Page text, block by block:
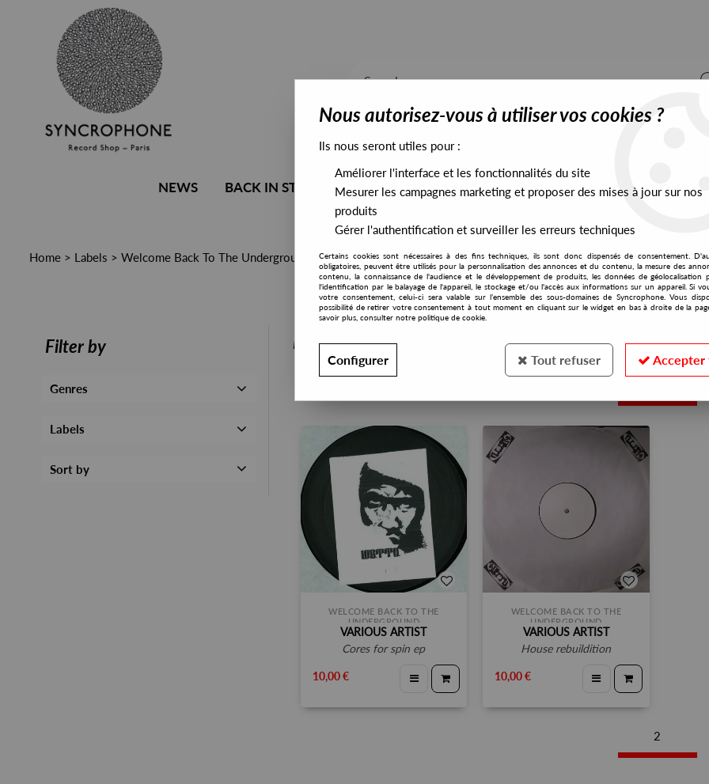
NEWS BACK IN STOCK ALL STOCK EXCLUSIVES PRESALES EXCLUSIVES
Home > Labels > Welcome Back To The Underground
Filter by
Genres
Labels
Sort by
PRESALES EXCLUSIVES
WELCOME BACK TO THE
UNDERGROUND
VARIOUS ARTIST
cores for spin ep
10,00 €
WELCOME BACK TO THE
UNDERGROUND
VARIOUS ARTIST
house rebuildition
10,00 €
2
Nous autorisez-vous à utiliser vos cookies ?
Ils nous seront utiles pour :
Améliorer l'interface et les fonctionnalités du site
Mesurer les campagnes marketing et proposer des mises à jour sur nos
produits
Gérer l'authentification et surveiller les erreurs techniques
Certains cookies sont nécessaires à des fins techniques, ils sont donc dispensés de consentement.
obligatoires, peuvent être utilisés pour la personnalisation des annonces et du contenu, la mesure des
contenu, la connaissance de l'audience et le développement de produits, les données de géolocalisation
l'identification par le balayage de l'appareil, le stockage et/ou l'accès aux informations sur un appareil. Si
votre consentement, celui-ci sera valable sur l’ensemble des sous-domaines de Syncrophone. Vous
possibilité de retirer votre consentement à tout moment en cliquant sur le widget en bas à droite de la
savoir plus, consulter notre politique de cookie.
Configurer Tout refuser Accepter